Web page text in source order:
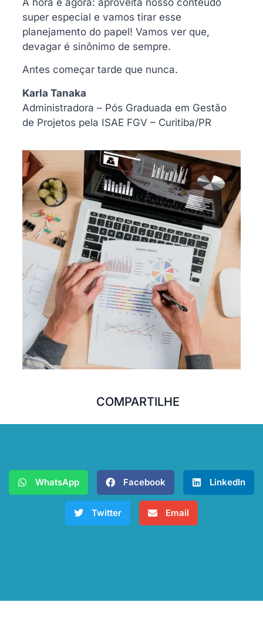
A hora é agora: aproveita nosso conteúdo
super especial e vamos tirar esse
planejamento do papel! Vamos ver que,
devagar é sinônimo de sempre.
Antes começar tarde que nunca.
Karla Tanaka
Administradora – Pós Graduada em Gestão
de Projetos pela ISAE FGV – Curitiba/PR
COMPARTILHE
WhatsApp Facebook LinkedIn
Twitter Email